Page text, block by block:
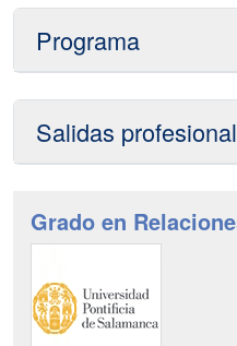
Programa
Salidas
Grado en